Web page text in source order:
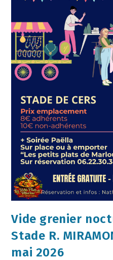
Vide grenier
Stade R.
mai 2026